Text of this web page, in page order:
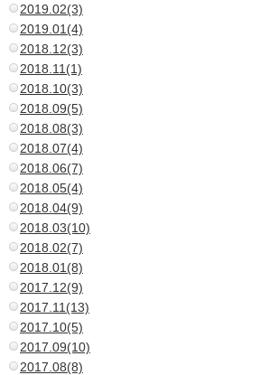
2019.02(3)
2019.01(4)
2018.12(3)
2018.11(1)
2018.10(3)
2018.09(5)
2018.08(3)
2018.07(4)
2018.06(7)
2018.05(4)
2018.04(9)
2018.03(10)
2018.02(7)
2018.01(8)
2017.12(9)
2017.11(13)
2017.10(5)
2017.09(10)
2017.08(8)